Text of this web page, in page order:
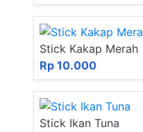
Stick Kakap Merah
Rp 10.000
Stick Ikan Tuna